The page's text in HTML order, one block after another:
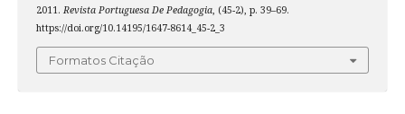
2011. Revista Portuguesa De Pedagogia, (45-2), p. 39–69.
https://doi.org/10.14195/1647-8614_45-2_3
Formatos Citação